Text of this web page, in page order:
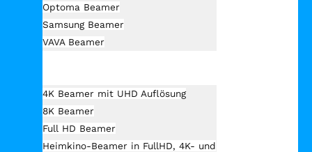
Optoma Beamer
Samsung Beamer
VAVA Beamer
4K Beamer mit UHD Auflösung
8K Beamer
Full HD Beamer
Heimkino-Beamer in FullHD, 4K- und